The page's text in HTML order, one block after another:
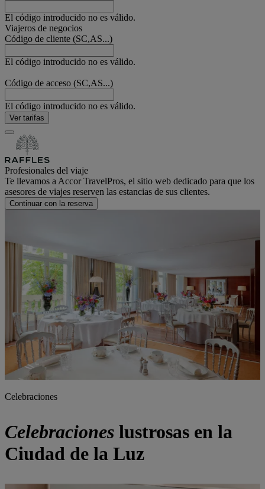
El código introducido no es válido.
Viajeros de negocios
Código de cliente (SC,AS...)
El código introducido no es válido.
Código de acceso (SC,AS...)
El código introducido no es válido.
Ver tarifas
Profesionales del viaje
Te llevamos a Accor TravelPros, el sitio web dedicado para que los
asesores de viajes reserven las estancias de sus clientes.
Continuar con la reserva
Celebraciones
Celebraciones lustrosas en la
Ciudad de la Luz